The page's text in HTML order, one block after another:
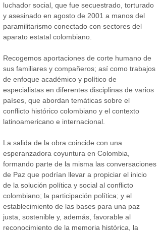
luchador social, que fue secuestrado, torturado
y asesinado en agosto de 2001 a manos del
paramilitarismo conectado con sectores del
aparato estatal colombiano.
Recogemos aportaciones de corte humano de
sus familiares y compañeros; así como trabajos
de enfoque académico y político de
especialistas en diferentes disciplinas de varios
países, que abordan temáticas sobre el
conflicto histórico colombiano y el contexto
latinoamericano e internacional.
La salida de la obra coincide con una
esperanzadora coyuntura en Colombia,
formando parte de la misma las conversaciones
de Paz que podrían llevar a propiciar el inicio
de la solución política y social al conflicto
colombiano; la participación política; y el
establecimiento de las bases para una paz
justa, sostenible y, además, favorable al
reconocimiento de la memoria histórica, la